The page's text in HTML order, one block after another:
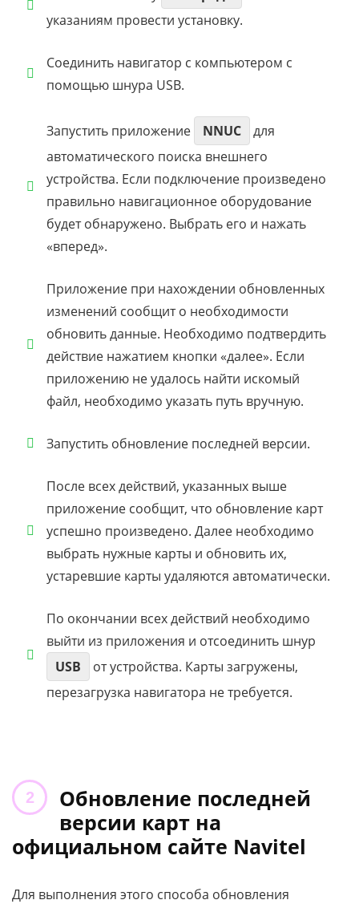
указаниям провести установку.
Соединить навигатор с компьютером с
помощью шнура USB.
Запустить приложение NNUC
для
автоматического поиска внешнего
устройства. Если подключение произведено
правильно навигационное оборудование
будет обнаружено. Выбрать его и нажать
«вперед».
Приложение при нахождении обновленных
изменений сообщит о необходимости
обновить данные. Необходимо подтвердить
действие нажатием кнопки «далее». Если
приложению не удалось найти искомый
файл, необходимо указать путь вручную.
Запустить обновление последней версии.
После всех действий, указанных выше
приложение сообщит, что обновление карт
успешно произведено. Далее необходимо
выбрать нужные карты и обновить их,
устаревшие карты удаляются автоматически.
По окончании всех действий необходимо
выйти из приложения и отсоединить шнур
USB
от устройства. Карты загружены,
перезагрузка навигатора не требуется.
Обновление последней
версии карт на
официальном сайте Navitel
Для выполнения этого способа обновления